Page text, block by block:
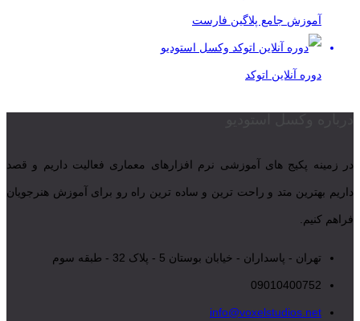
آموزش جامع پلاگین فارست
دوره آنلاین اتوکد
در زمینه پکیج های آموزشی نرم افزارهای معماری فعالیت داریم و قصد
داریم بهترین متد و راحت ترین و ساده ترین راه رو برای آموزش هنرجویان
فراهم کنیم.
تهران - پاسداران - خیابان بوستان 5 - پلاک 32 - طبقه سوم
09010400752
info@voxelstudios.net